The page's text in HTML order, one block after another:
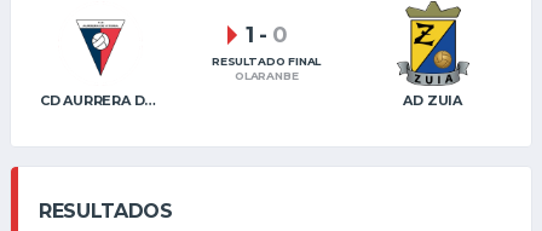
CD AURRERA DE VITORIA AD ZUIA
1 - 0
RESULTADO FINAL
OLARANBE
RESULTADOS